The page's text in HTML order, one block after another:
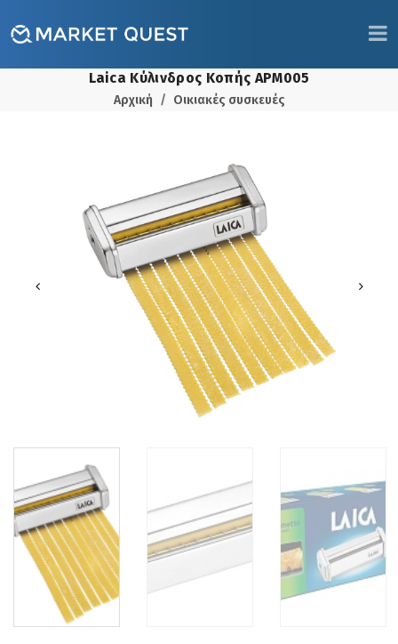
Laica Κύλινδρος Κοπής APM005
Αρχική Οικιακές συσκευές